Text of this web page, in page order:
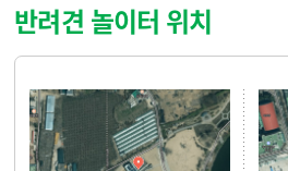
반려견 놀이터 위치